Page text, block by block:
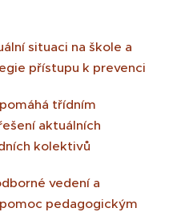
situaci na škole a
přístupu k prevenci
třídním
aktuálních
kolektivů
vedení a
pedagogickým